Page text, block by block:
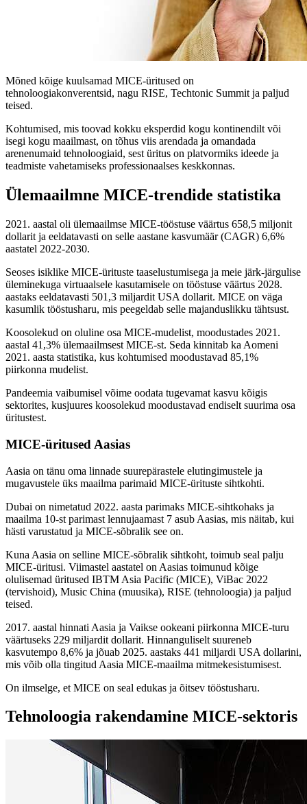
Mõned kõige kuulsamad MICE-üritused on
tehnoloogiakonverentsid, nagu RISE, Techtonic Summit ja paljud
teised.
Kohtumised, mis toovad kokku eksperdid kogu kontinendilt või
isegi kogu maailmast, on tõhus viis arendada ja omandada
arenenumaid tehnoloogiaid, sest üritus on platvormiks ideede ja
teadmiste vahetamiseks professionaalses keskkonnas.
Ülemaailmne MICE-trendide statistika
2021. aastal oli ülemaailmse MICE-tööstuse väärtus 658,5 miljonit
dollarit ja eeldatavasti on selle aastane kasvumäär (CAGR) 6,6%
aastatel 2022-2030.
Seoses isiklike MICE-ürituste taaselustumisega ja meie järk-järgulise
üleminekuga virtuaalsele kasutamisele on tööstuse väärtus 2028.
aastaks eeldatavasti 501,3 miljardit USA dollarit. MICE on väga
kasumlik tööstusharu, mis peegeldab selle majanduslikku tähtsust.
Koosolekud on oluline osa MICE-mudelist, moodustades 2021.
aastal 41,3% ülemaailmsest MICE-st. Seda kinnitab ka Aomeni
2021. aasta statistika, kus kohtumised moodustavad 85,1%
piirkonna mudelist.
Pandeemia vaibumisel võime oodata tugevamat kasvu kõigis
sektorites, kusjuures koosolekud moodustavad endiselt suurima osa
üritustest.
MICE-üritused Aasias
Aasia on tänu oma linnade suurepärastele elutingimustele ja
mugavustele üks maailma parimaid MICE-ürituste sihtkohti.
Dubai on nimetatud 2022. aasta parimaks MICE-sihtkohaks ja
maailma 10-st parimast lennujaamast 7 asub Aasias, mis näitab, kui
hästi varustatud ja MICE-sõbralik see on.
Kuna Aasia on selline MICE-sõbralik sihtkoht, toimub seal palju
MICE-üritusi. Viimastel aastatel on Aasias toimunud kõige
olulisemad üritused IBTM Asia Pacific (MICE), ViBac 2022
(tervishoid), Music China (muusika), RISE (tehnoloogia) ja paljud
teised.
2017. aastal hinnati Aasia ja Vaikse ookeani piirkonna MICE-turu
väärtuseks 229 miljardit dollarit. Hinnanguliselt suureneb
kasvutempo 8,6% ja jõuab 2025. aastaks 441 miljardi USA dollarini,
mis võib olla tingitud Aasia MICE-maailma mitmekesistumisest.
On ilmselge, et MICE on seal edukas ja õitsev tööstusharu.
Tehnoloogia rakendamine MICE-sektoris